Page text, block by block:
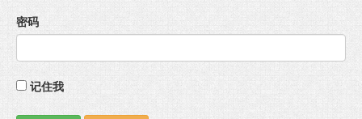
密码
记住我